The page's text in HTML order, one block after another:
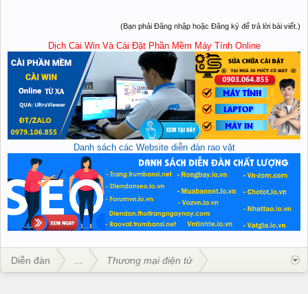
(Bạn phải Đăng nhập hoặc Đăng ký để trả lời bài viết.)
Dịch Cài Win Và Cài Đặt Phần Mềm Máy Tính Online
Danh sách các Website diễn đàn rao vặt
Diễn đàn ... Thương mại điện tử